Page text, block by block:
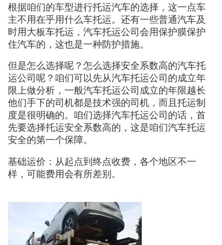
根据咱们的车型进行托运汽车的选择，这一点车
主不用在乎用什么车托运。还有一些普通汽车及
时用大板车托运，汽车托运公司会用保护膜保护
住汽车的，这也是一种防护措施。
但是怎么选择呢？怎么选择安全系数高的汽车托
运公司呢？咱们可以先从汽车托运公司的成立年
限上做分析，一般汽车托运公司成立的年限越长
他们手下的司机都是技术强的司机，而且托运制
度是很明确的。咱们选择汽车托运公司的话，首
先要选择托运安全系数高的，这是咱们汽车托运
安全的第一个保障。
基础运价：从起点到终点收费，各个地区不一
样，可能费用会有所差别。